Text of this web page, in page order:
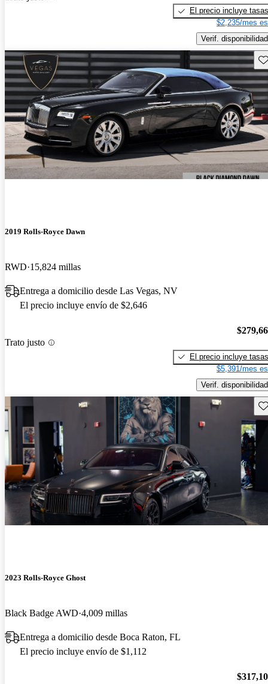
El precio incluye tasas
$2,235/mes
Verif. disponibilidad
2019 Rolls-Royce Dawn
RWD 15,824 millas
Entrega a domicilio desde Las Vegas, NV
El precio incluye envío de $2,646
Trato justo
El precio incluye tasas
$5,391/mes
Verif. disponibilidad
2023 Rolls-Royce Ghost
Black Badge AWD 4,009 millas
Entrega a domicilio desde Boca Raton, FL
El precio incluye envío de $1,112